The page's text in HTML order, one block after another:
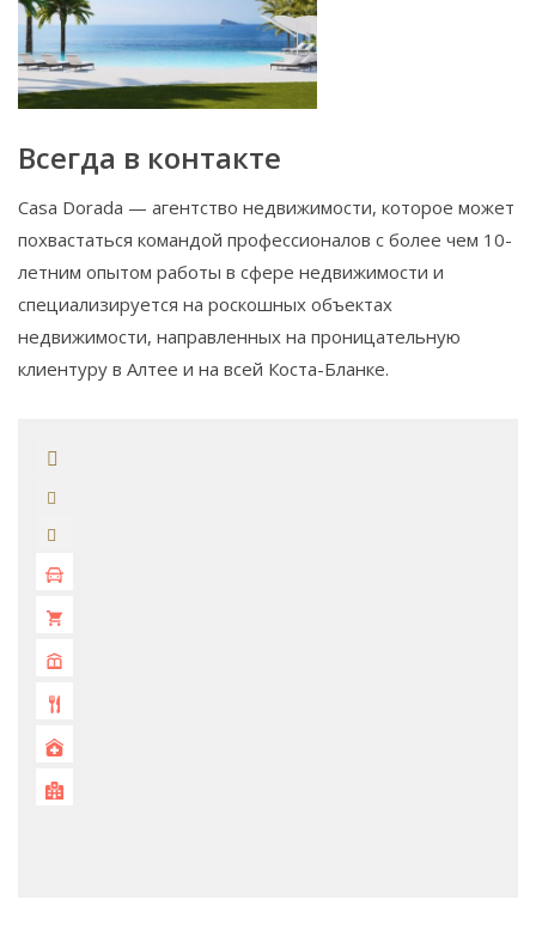
Всегда в контакте
Casa Dorada — агентство недвижимости, которое может
похвастаться командой профессионалов с более чем 10-
летним опытом работы в сфере недвижимости и
специализируется на роскошных объектах
недвижимости, направленных на проницательную
клиентуру в Алтее и на всей Коста-Бланке.